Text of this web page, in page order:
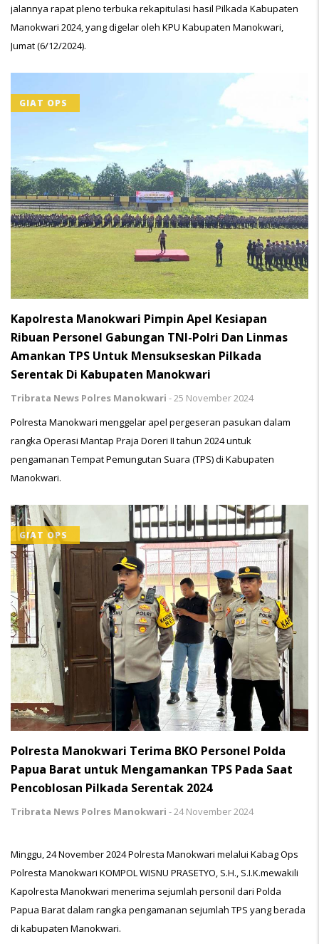
jalannya rapat pleno terbuka rekapitulasi hasil Pilkada Kabupaten
Manokwari 2024, yang digelar oleh KPU Kabupaten Manokwari,
Jumat (6/12/2024).
GIAT OPS
Kapolresta Manokwari Pimpin Apel Kesiapan
Ribuan Personel Gabungan TNI-Polri Dan Linmas
Amankan TPS Untuk Mensukseskan Pilkada
Serentak Di Kabupaten Manokwari
Tribrata News Polres Manokwari -25 November 2024
Polresta Manokwari menggelar apel pergeseran pasukan dalam
rangka Operasi Mantap Praja Doreri II tahun 2024 untuk
pengamanan Tempat Pemungutan Suara (TPS) di Kabupaten
Manokwari.
GIAT OPS
Polresta Manokwari Terima BKO Personel Polda
Papua Barat untuk Mengamankan TPS Pada Saat
Pencoblosan Pilkada Serentak 2024
Tribrata News Polres Manokwari - 24 November 2024
Minggu, 24 November 2024 Polresta Manokwari melalui Kabag Ops
Polresta Manokwari KOMPOL WISNU PRASETYO, S.H., S.I.K.mewakili
Kapolresta Manokwari menerima sejumlah personil dari Polda
Papua Barat dalam rangka pengamanan sejumlah TPS yang berada
di kabupaten Manokwari.